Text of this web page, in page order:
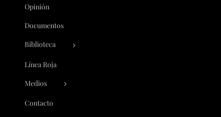
Opinión
Documentos
Biblioteca
Línea Roja
Medios
Contacto